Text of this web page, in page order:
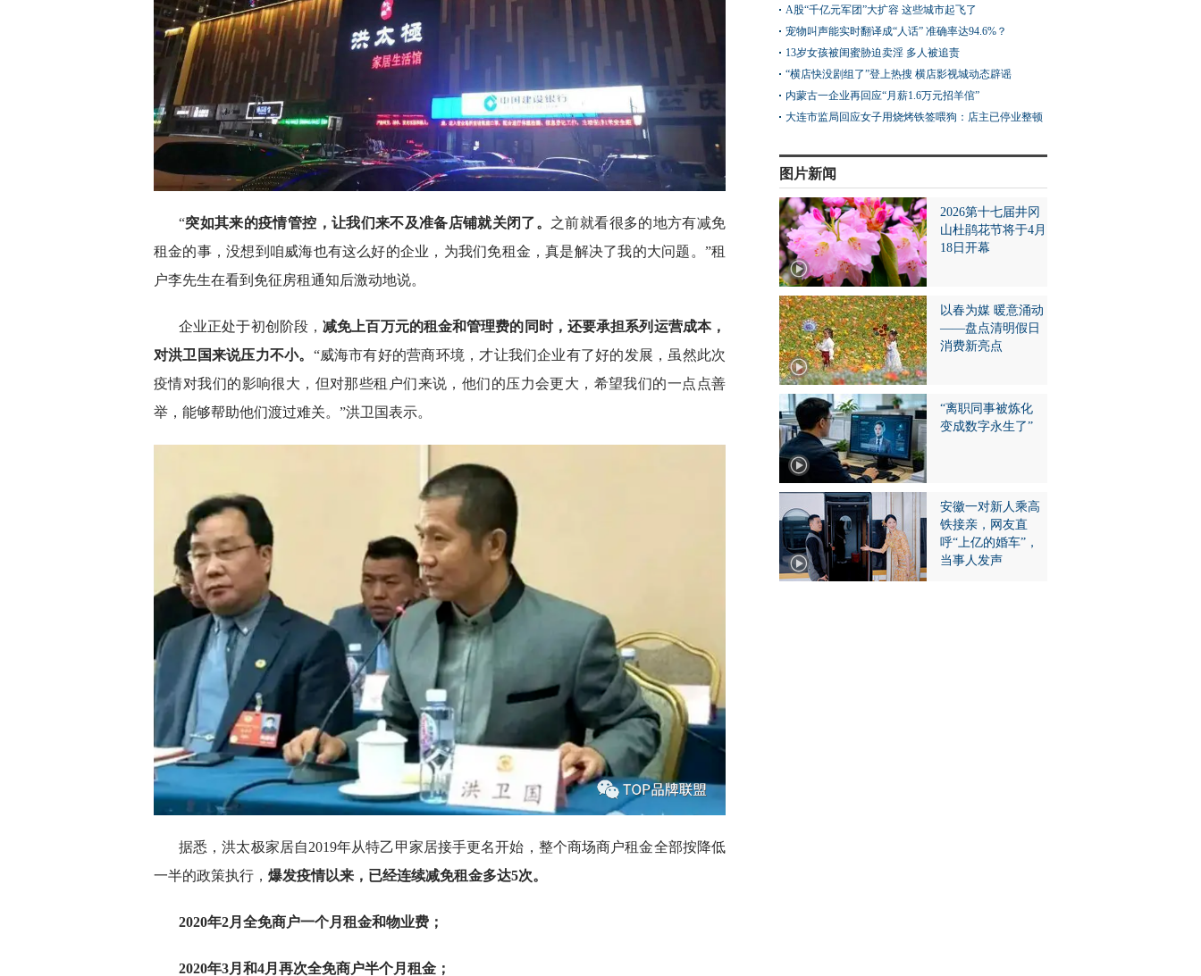
“突如其来的疫情管控，让我们来不及准备店铺就关闭了。 之前就看很多的地方有减免
租金的事，没想到咱威海也有这么好的企业，为我们免租金，真是解决了我的大问题。”租
户李先生在看到免征房租通知后激动地说。
企业正处于初创阶段，减免上百万元的租金和管理费的同时，还要承担系列运营成本，
对洪卫国来说压力不小。 “威海市有好的营商环境，才让我们企业有了好的发展，虽然此次
疫情对我们的影响很大，但对那些租户们来说，他们的压力会更大，希望我们的一点点善
举，能够帮助他们渡过难关。”洪卫国表示。
据悉，洪太极家居自2019年从特乙甲家居接手更名开始，整个商场商户租金全部按降低
一半的政策执行， 爆发疫情以来，已经连续减免租金多达5次。
2020年2月全免商户一个月租金和物业费；
2020年3月和4月再次全免商户半个月租金；
A股“千亿元军团”大扩容 这些城市起飞了
宠物叫声能实时翻译成“人话” 准确率达94.6%？
13岁女孩被闺蜜胁迫卖淫 多人被追责
“横店快没剧组了”登上热搜 横店影视城动态辟谣
内蒙古一企业再回应“月薪1.6万元招羊倌”
大连市监局回应女子用烧烤铁签喂狗：店主已停业整顿
图片新闻
2026第十七届井冈
山杜鹃花节将于4月
18日开幕
以春为媒 暖意涌动
——盘点清明假日
消费新亮点
“离职同事被炼化
变成数字永生了”
安徽一对新人乘高
铁接亲，网友直
呼“上亿的婚车”，
当事人发声